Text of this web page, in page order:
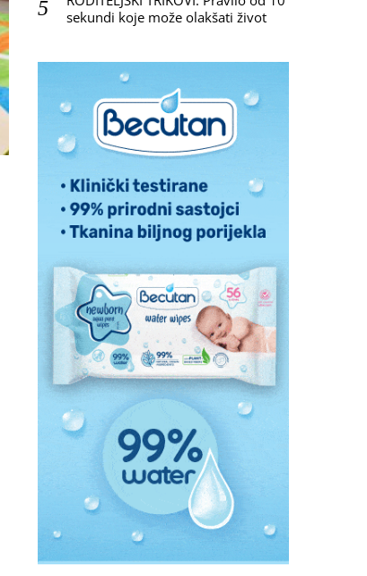
sekundi koje može olakšati život